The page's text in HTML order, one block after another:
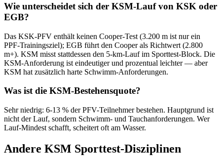
Wie unterscheidet sich der KSM-Lauf von KSK oder
EGB?
Das KSK-PFV enthält keinen Cooper-Test (3.200 m ist nur ein
PPF-Trainingsziel); EGB führt den Cooper als Richtwert (2.800
m+). KSM misst stattdessen den 5-km-Lauf im Sporttest-Block. Die
KSM-Anforderung ist eindeutiger und prozentual leichter — aber
KSM hat zusätzlich harte Schwimm-Anforderungen.
Was ist die KSM-Bestehensquote?
Sehr niedrig: 6-13 % der PFV-Teilnehmer bestehen. Hauptgrund ist
nicht der Lauf, sondern Schwimm- und Tauchanforderungen. Wer
Lauf-Mindest schafft, scheitert oft am Wasser.
Andere KSM Sporttest-Disziplinen